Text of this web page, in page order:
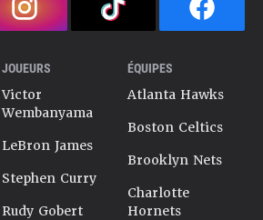
JOUEURS
Victor
Wembanyama
LeBron James
Stephen Curry
Rudy Gobert
ÉQUIPES
Atlanta Hawks
Boston Celtics
Brooklyn Nets
Charlotte
Hornets